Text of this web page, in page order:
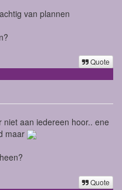
van plannen
Quote
niet aan iedereen hoor.. ene
maar
Quote